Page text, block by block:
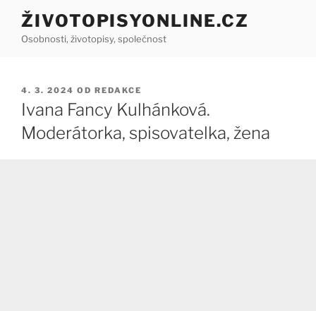
Přejít
obsahu
ŽIVOTOPISYONLINE.CZ
Osobnosti, životopisy, společnost
PUBLIKOVÁNO
4. 3. 2024 OD REDAKCE
Ivana Fancy Kulhánková.
Moderátorka, spisovatelka, žena